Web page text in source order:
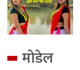
मोडेल